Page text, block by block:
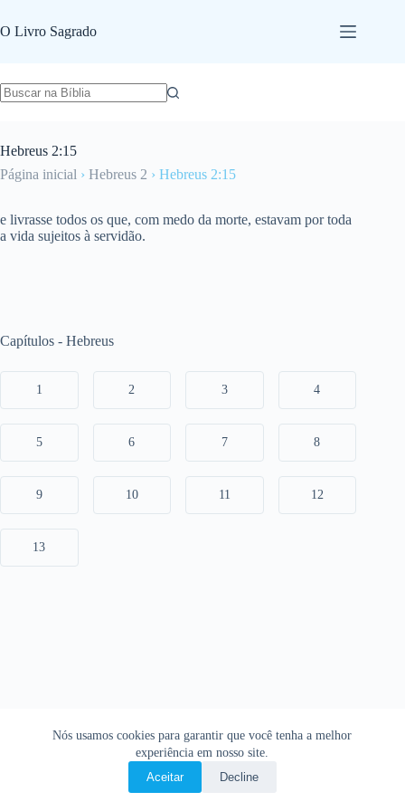
para
o
Nós usamos cookies para garantir que você tenha a melhor
experiência em nosso site.
Aceitar
Decline
O Livro Sagrado
Hebreus 2:15
Página inicial › Hebreus 2 › Hebreus 2:15
e livrasse todos os que, com medo da morte, estavam por toda
a vida sujeitos à servidão.
Capítulos - Hebreus
1 2 3 4
5 6 7 8
9 10 11 12
13
Copyright © 2026 • O Livro Sagrado • Bíblia Online •